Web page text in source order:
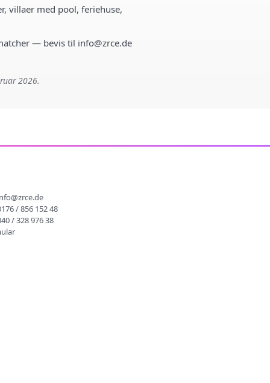
villaer med pool, feriehuse,
— bevis til info@zrce.de
2026.
/ 856 152 48
/ 328 976 38